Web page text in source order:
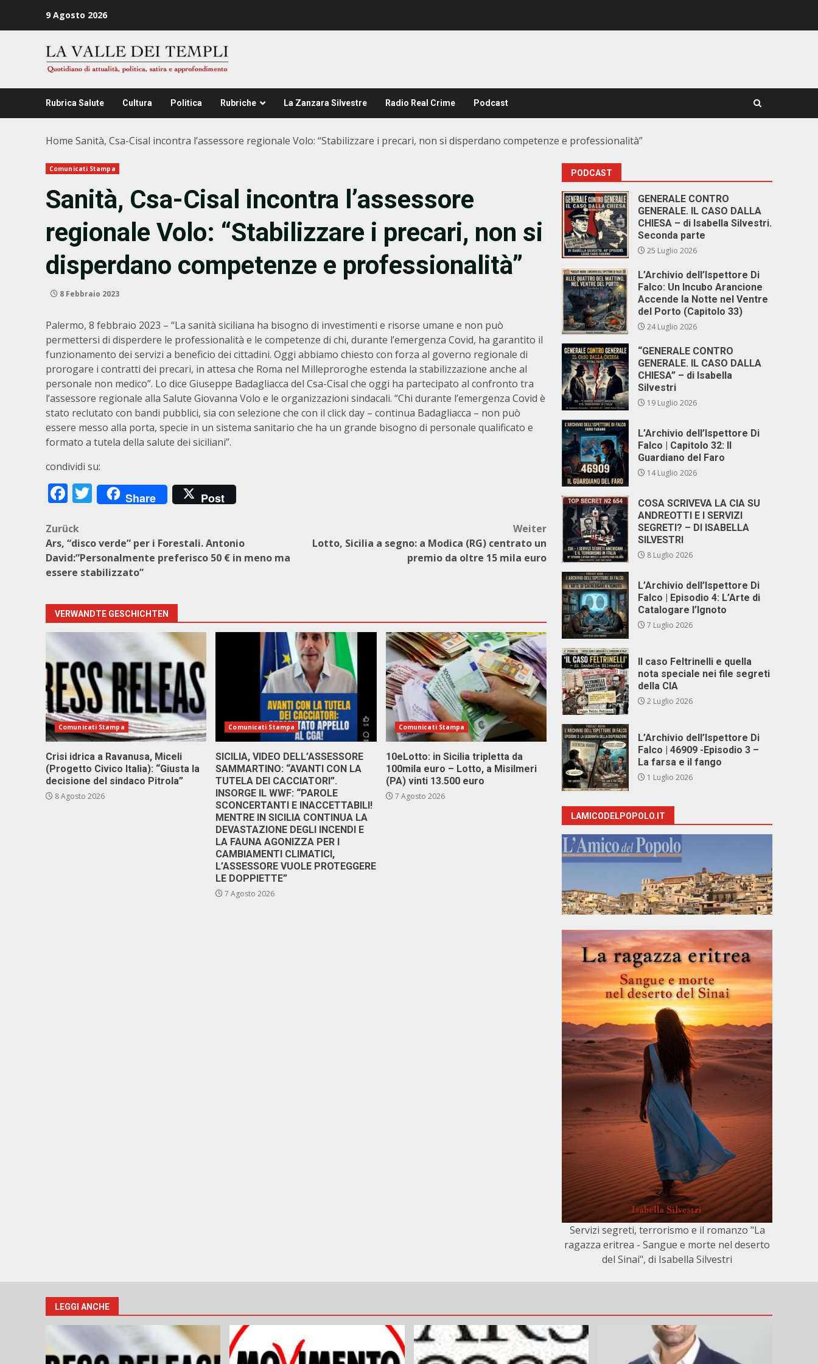
9 Agosto 2026
Rubrica Salute Cultura Politica Rubriche La Zanzara Silvestre Radio Real Crime Podcast
Home Sanità, Csa-Cisal incontra l’assessore regionale Volo: “Stabilizzare i precari, non si disperdano competenze e professionalità”
Comunicati Stampa
Sanità, Csa-Cisal incontra l’assessore
regionale Volo: “Stabilizzare i precari, non si
disperdano competenze e professionalità”
8 Febbraio 2023
Palermo, 8 febbraio 2023 – “La sanità siciliana ha bisogno di investimenti e risorse umane e non può
permettersi di disperdere le professionalità e le competenze di chi, durante l’emergenza Covid, ha garantito il
funzionamento dei servizi a beneficio dei cittadini. Oggi abbiamo chiesto con forza al governo regionale di
prorogare i contratti dei precari, in attesa che Roma nel Milleproroghe estenda la stabilizzazione anche al
personale non medico”. Lo dice Giuseppe Badagliacca del Csa-Cisal che oggi ha partecipato al confronto tra
l’assessore regionale alla Salute Giovanna Volo e le organizzazioni sindacali. “Chi durante l’emergenza Covid è
stato reclutato con bandi pubblici, sia con selezione che con il click day – continua Badagliacca – non può
essere messo alla porta, specie in un sistema sanitario che ha un grande bisogno di personale qualificato e
formato a tutela della salute dei siciliani”.
condividi su:
Facebook
Twitter
Share Post
Beitragsnavigation
Zurück
Ars, “disco verde” per i Forestali. Antonio
David:”Personalmente preferisco 50 € in meno ma
essere stabilizzato”
Weiter
Lotto, Sicilia a segno: a Modica (RG) centrato un
premio da oltre 15 mila euro
VERWANDTE GESCHICHTEN
Comunicati Stampa
Crisi idrica a Ravanusa, Miceli
(Progetto Civico Italia): “Giusta la
decisione del sindaco Pitrola”
8 Agosto 2026
Comunicati Stampa
SICILIA, VIDEO DELL’ASSESSORE
SAMMARTINO: “AVANTI CON LA
TUTELA DEI CACCIATORI”.
INSORGE IL WWF: “PAROLE
SCONCERTANTI E INACCETTABILI!
MENTRE IN SICILIA CONTINUA LA
DEVASTAZIONE DEGLI INCENDI E
LA FAUNA AGONIZZA PER I
CAMBIAMENTI CLIMATICI,
L’ASSESSORE VUOLE PROTEGGERE
LE DOPPIETTE”
7 Agosto 2026
Comunicati Stampa
10eLotto: in Sicilia tripletta da
100mila euro – Lotto, a Misilmeri
(PA) vinti 13.500 euro
7 Agosto 2026
PODCAST
GENERALE CONTRO
GENERALE. IL CASO DALLA
CHIESA – di Isabella Silvestri.
Seconda parte
25 Luglio 2026
L’Archivio dell’Ispettore Di
Falco: Un Incubo Arancione
Accende la Notte nel Ventre
del Porto (Capitolo 33)
24 Luglio 2026
“GENERALE CONTRO
GENERALE. IL CASO DALLA
CHIESA” – di Isabella
Silvestri
19 Luglio 2026
L’Archivio dell’Ispettore Di
Falco | Capitolo 32: Il
Guardiano del Faro
14 Luglio 2026
COSA SCRIVEVA LA CIA SU
ANDREOTTI E I SERVIZI
SEGRETI? – DI ISABELLA
SILVESTRI
8 Luglio 2026
L’Archivio dell’Ispettore Di
Falco | Episodio 4: L’Arte di
Catalogare l’Ignoto
7 Luglio 2026
Il caso Feltrinelli e quella
nota speciale nei file segreti
della CIA
2 Luglio 2026
L’Archivio dell’Ispettore Di
Falco | 46909 -Episodio 3 –
La farsa e il fango
1 Luglio 2026
LAMICODELPOPOLO.IT
Servizi segreti, terrorismo e il romanzo "La
ragazza eritrea - Sangue e morte nel deserto
del Sinai", di Isabella Silvestri
LEGGI ANCHE